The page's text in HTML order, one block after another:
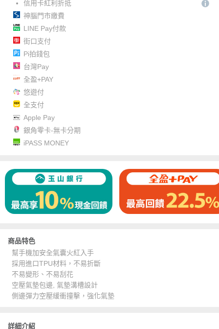
信用卡紅利折抵
神腦門市繳費
LINE Pay付款
街口支付
Pi拍錢包
台灣Pay
全盈+PAY
悠遊付
全支付
Apple Pay
銀角零卡-無卡分期
iPASS MONEY
商品特色
幫手機加安全氣囊火紅入手
採用進口TPU材料，不易折斷
不易變形、不易刮花
空壓氣墊包邊, 氣墊溝槽設計
側邊彈力空壓緩衝撞擊，強化氣墊
詳細介紹